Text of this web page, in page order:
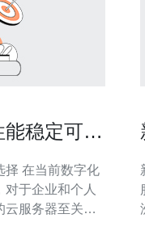
稳定可靠
化
于企业和个人
云服务器至关重